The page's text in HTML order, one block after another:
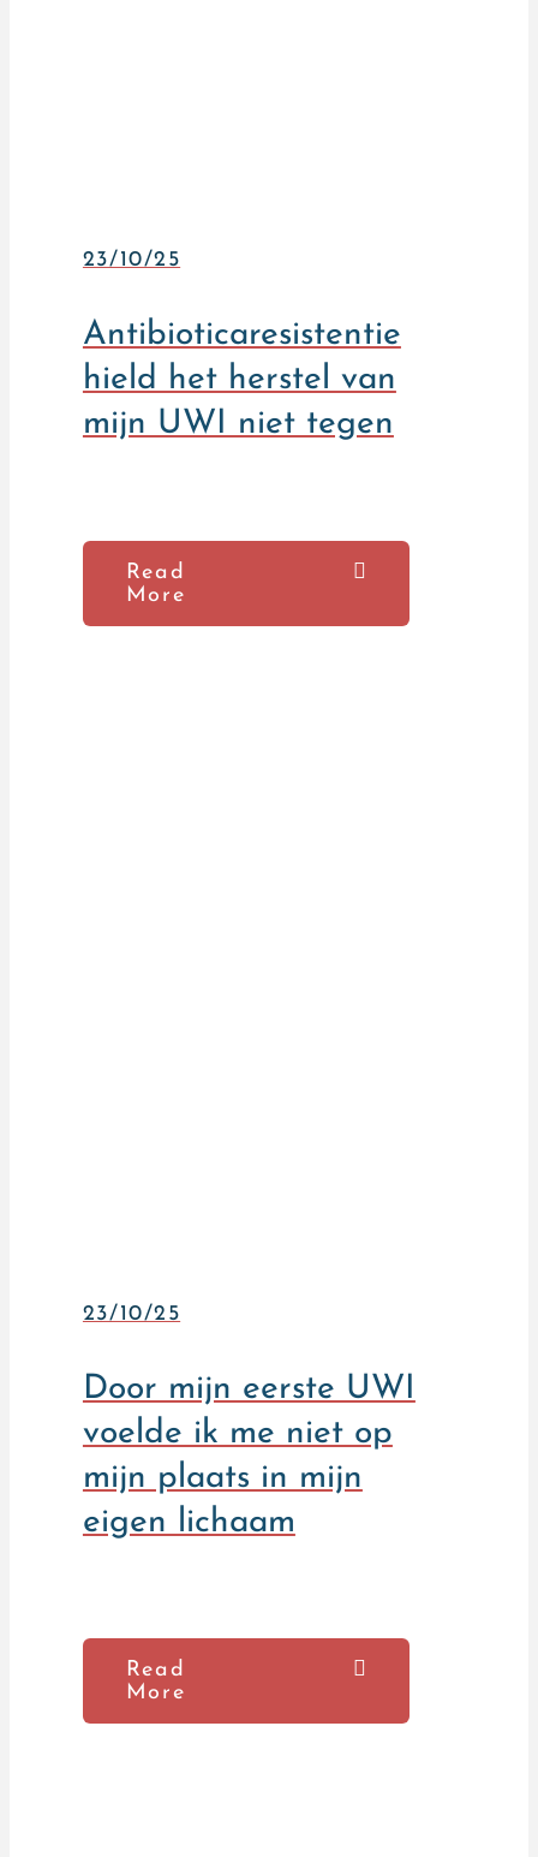
23/10/25
Antibioticaresistentie
hield het herstel van
mijn UWI niet tegen
Read
More
23/10/25
Door mijn eerste UWI
voelde ik me niet op
mijn plaats in mijn
eigen lichaam
Read
More